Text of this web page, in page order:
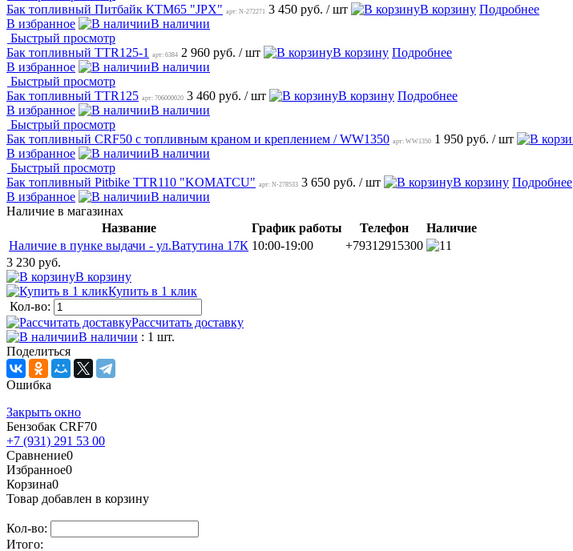
Бак топливный Питбайк КТМ65 "JPX" арт: N-272271 3 450 руб. / шт В корзину Подробнее
В избранное
В наличии
Быстрый просмотр
Бак топливный TTR125-1
арт: 6384 2 960 руб. / шт В корзину Подробнее
В избранное
В наличии
Быстрый просмотр
Бак топливный TTR125 арт: 706000020 3 460 руб. / шт В корзину Подробнее
В избранное
В наличии
Быстрый просмотр
Бак топливный CRF50 с топливным краном и креплением / WW1350 арт: WW1350 1 950 руб. / шт
В избранное
В наличии
Быстрый просмотр
Бак топливный Pitbike TTR110 "KOMATCU" арт: N-278533 3 650 руб. / шт В корзину Подробнее
В избранное
В наличии
Наличие в магазинах
Название
График работы Телефон
Наличие
Наличие в пунке выдачи - ул.Ватутина 17К 10:00-19:00 +79312915300
1
3 230 руб.
В корзину
Купить в 1 клик
Кол-во:
Рассчитать доставку
В наличии : 1 шт.
Поделиться
Ошибка
Закрыть окно
Бензобак CRF70
+7 (931) 291 53 00
Сравнение0
Избранное0
Корзина0
Товар добавлен в корзину
Кол-во:
Итого: